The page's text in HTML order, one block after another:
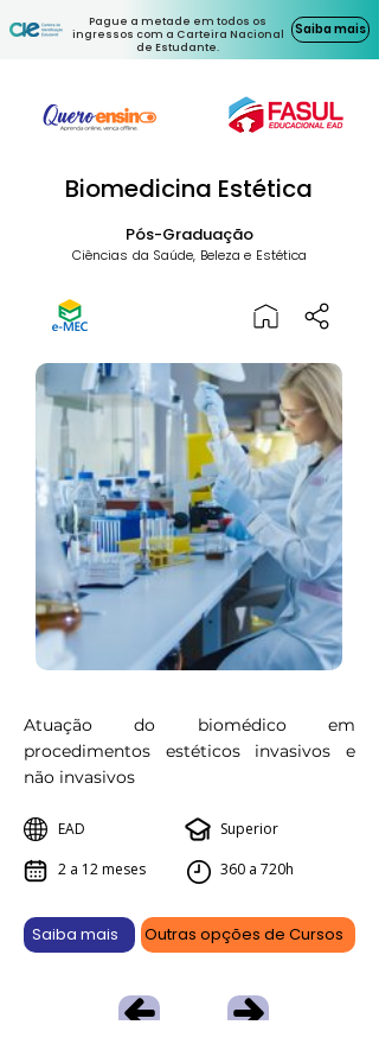
Pague a metade em todos os
ingressos com a Carteira Nacional
de Estudante.
Saiba mais
Biomedicina Estética
Pós-Graduação
Ciências da Saúde, Beleza e Estética
Atuação do biomédico em
procedimentos estéticos invasivos e
não invasivos
EAD
2 a 12 meses
Superior
360 a 720h
Saiba mais Outras opções de Cursos